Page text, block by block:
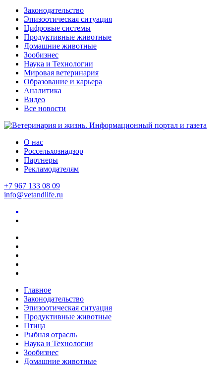
Законодательство
Эпизоотическая ситуация
Цифровые системы
Продуктивные животные
Домашние животные
Зообизнес
Наука и Технологии
Мировая ветеринария
Образование и карьера
Аналитика
Видео
Все новости
О нас
Россельхознадзор
Партнеры
Рекламодателям
+7 967 133 08 09
info@vetandlife.ru
Главное
Законодательство
Эпизоотическая ситуация
Продуктивные животные
Птица
Рыбная отрасль
Наука и Технологии
Зообизнес
Домашние животные